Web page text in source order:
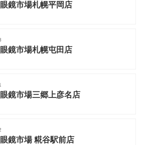
眼鏡市場札幌平岡店
眼鏡市場札幌屯田店
眼鏡市場三郷上彦名店
眼鏡市場 糀谷駅前店